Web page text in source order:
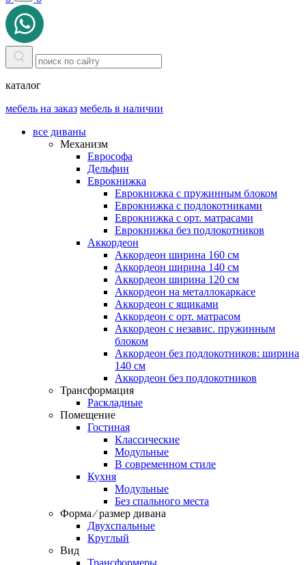
каталог
мебель на заказ мебель в наличии
все диваны
Механизм
Еврософа
Дельфин
Еврокнижка
Еврокнижка с пружинным блоком
Еврокнижка с подлокотниками
Еврокнижка с орт. матрасами
Еврокнижка без подлокотников
Аккордеон
Аккордеон ширина 160 см
Аккордеон ширина 140 см
Аккордеон ширина 120 см
Аккордеон на металлокаркасе
Аккордеон c ящиками
Аккордеон c орт. матрасом
Аккордеон c независ. пружинным
блоком
Аккордеон без подлокотников: ширина
140 см
Аккордеон без подлокотников
Трансформация
Раскладные
Помещение
Гостиная
Классические
Модульные
В современном стиле
Кухня
Модульные
Без спального места
Форма ⁄ размер дивана
Двухспальные
Круглый
Вид